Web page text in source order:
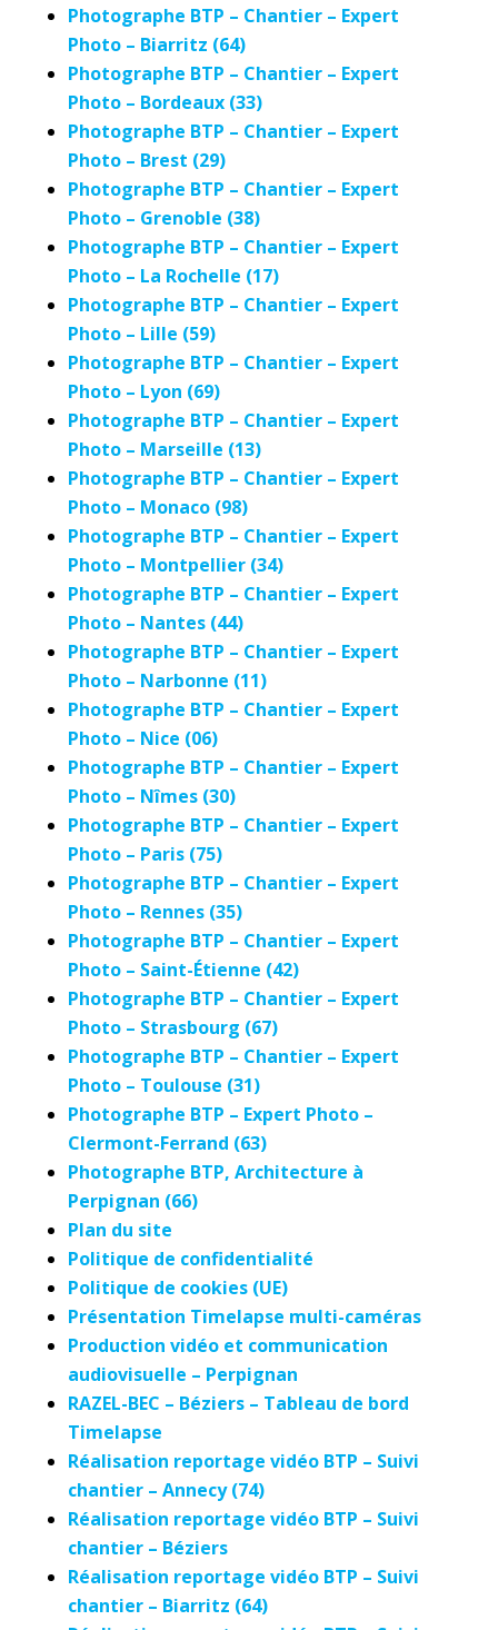
Photographe BTP – Chantier – Expert
Photo – Biarritz (64)
Photographe BTP – Chantier – Expert
Photo – Bordeaux (33)
Photographe BTP – Chantier – Expert
Photo – Brest (29)
Photographe BTP – Chantier – Expert
Photo – Grenoble (38)
Photographe BTP – Chantier – Expert
Photo – La Rochelle (17)
Photographe BTP – Chantier – Expert
Photo – Lille (59)
Photographe BTP – Chantier – Expert
Photo – Lyon (69)
Photographe BTP – Chantier – Expert
Photo – Marseille (13)
Photographe BTP – Chantier – Expert
Photo – Monaco (98)
Photographe BTP – Chantier – Expert
Photo – Montpellier (34)
Photographe BTP – Chantier – Expert
Photo – Nantes (44)
Photographe BTP – Chantier – Expert
Photo – Narbonne (11)
Photographe BTP – Chantier – Expert
Photo – Nice (06)
Photographe BTP – Chantier – Expert
Photo – Nîmes (30)
Photographe BTP – Chantier – Expert
Photo – Paris (75)
Photographe BTP – Chantier – Expert
Photo – Rennes (35)
Photographe BTP – Chantier – Expert
Photo – Saint-Étienne (42)
Photographe BTP – Chantier – Expert
Photo – Strasbourg (67)
Photographe BTP – Chantier – Expert
Photo – Toulouse (31)
Photographe BTP – Expert Photo –
Clermont-Ferrand (63)
Photographe BTP, Architecture à
Perpignan (66)
Plan du site
Politique de confidentialité
Politique de cookies (UE)
Présentation Timelapse multi-caméras
Production vidéo et communication
audiovisuelle – Perpignan
RAZEL-BEC – Béziers – Tableau de bord
Timelapse
Réalisation reportage vidéo BTP – Suivi
chantier – Annecy (74)
Réalisation reportage vidéo BTP – Suivi
chantier – Béziers
Réalisation reportage vidéo BTP – Suivi
chantier – Biarritz (64)